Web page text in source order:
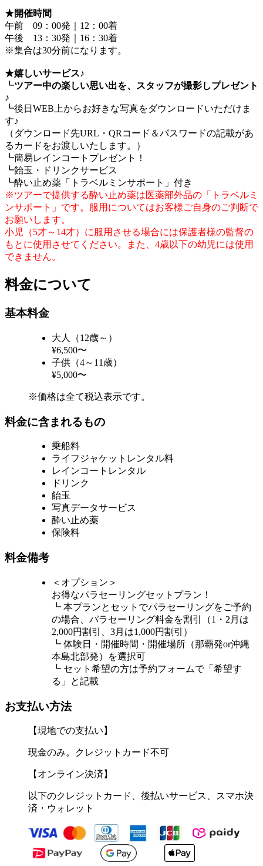
★開催時間
午前 09：00発｜12：00着
午後 13：30発｜16：30着
※集合は30分前になります。
★嬉しいサービス♪
┗ツアー中の楽しい思い出を、スタッフが撮影しプレゼント
♪
┗後日WEB上からお好きな写真をダウンロードいただけま
す♪
（ダウンロード先URL・QRコード＆パスワードの記載があ
るカードをお渡しいたします。）
┗簡易レインコートプレゼント！
┗飴玉・ドリンクサービス
┗酔い止め薬「トラベルミンサポート」付き
※ツアーで提供する酔い止め薬は医薬部外品の「トラベルミ
ンサポート」です。服用についてはお客様ご自身のご判断で
お願いします。
小児（5才～14才）に服用させる場合には保護者様の監督の
もとに使用させてください。また、4歳以下の幼児には使用
できません。
料金について
基本料金
大人（12歳～）
¥6,500〜
子供（4～11歳）
¥5,000〜
※価格は全て税込表示です。
料金に含まれるもの
乗船料
ライフジャケットレンタル料
レインコートレンタル
ドリンク
飴玉
写真データサービス
酔い止め薬
保険料
料金備考
＜オプション＞
お得なパラセーリングセットプラン！
┗ 本プランとセットでパラセーリングをご予約
の場合、パラセーリング料金を割引（1・2月は
2,000円割引、3月は1,000円割引）
┗ 体験日・開催時間・開催場所（那覇発or沖縄
本島北部発）を選択可
┗ セット希望の方は予約フォームで「希望す
る」と記載
お支払い方法
【現地での支払い】
現金のみ。クレジットカード不可
【オンライン決済】
以下のクレジットカード、後払いサービス、スマホ決
済・ウォレット